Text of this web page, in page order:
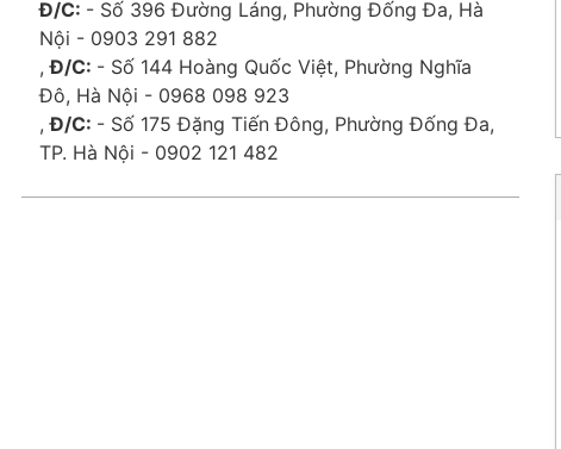
Đ/C: - Số 396 Đường Láng, Phường Đống Đa, Hà
Nội - 0903 291 882
,Đ/C: - Số 144 Hoàng Quốc Việt, Phường Nghĩa
Đô, Hà Nội - 0968 098 923
,Đ/C: - Số 175 Đặng Tiến Đông, Phường Đống Đa,
TP. Hà Nội - 0902 121 482